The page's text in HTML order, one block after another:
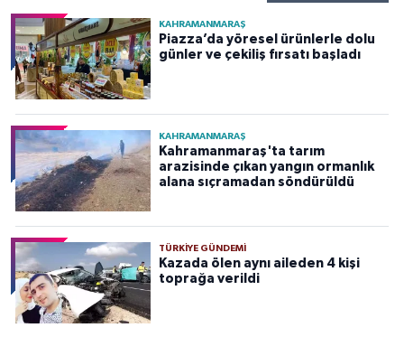
KAHRAMANMARAŞ
Piazza’da yöresel ürünlerle dolu
günler ve çekiliş fırsatı başladı
KAHRAMANMARAŞ
Kahramanmaraş'ta tarım
arazisinde çıkan yangın ormanlık
alana sıçramadan söndürüldü
TÜRKIYE GÜNDEMI
Kazada ölen aynı aileden 4 kişi
toprağa verildi